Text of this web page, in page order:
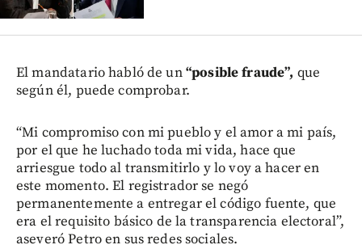
El mandatario habló de un“posible fraude”, que
según él, puede comprobar.
“Mi compromiso con mi pueblo y el amor a mi país,
por el que he luchado toda mi vida, hace que
arriesgue todo al transmitirlo y lo voy a hacer en
este momento. El registrador se negó
permanentemente a entregar el código fuente, que
era el requisito básico de la transparencia electoral”,
aseveró Petro en sus redes sociales.